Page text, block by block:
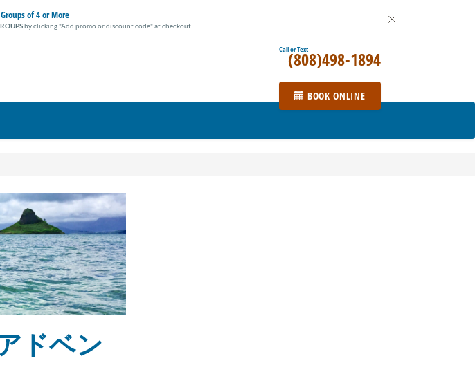
of 4 or More
by clicking "Add promo or discount code" at checkout.
(808)498-1894
BOOK ONLINE
ドベン